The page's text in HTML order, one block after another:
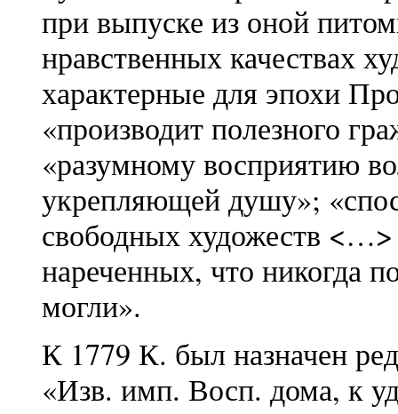
при выпуске из оной
нравственных качествах
характерные для эпохи
«производит полезного
«разумному восприятию
укрепляющей душу»;
свободных художеств
нареченных, что никогда
могли».
К 1779 К. был назначен
«Изв. имп. Восп. дома, к